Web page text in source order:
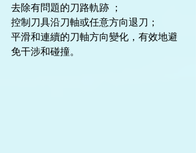
去除有問題的刀路軌跡 ；
控制刀具沿刀軸或任意方向退刀；
平滑和連續的刀軸方向變化，有效地避
免干涉和碰撞。